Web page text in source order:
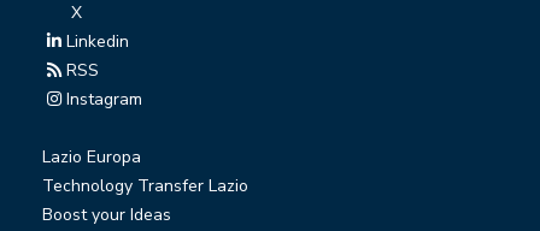
X
Linkedin
RSS
Instagram
Lazio Europa
Technology Transfer Lazio
Boost your Ideas